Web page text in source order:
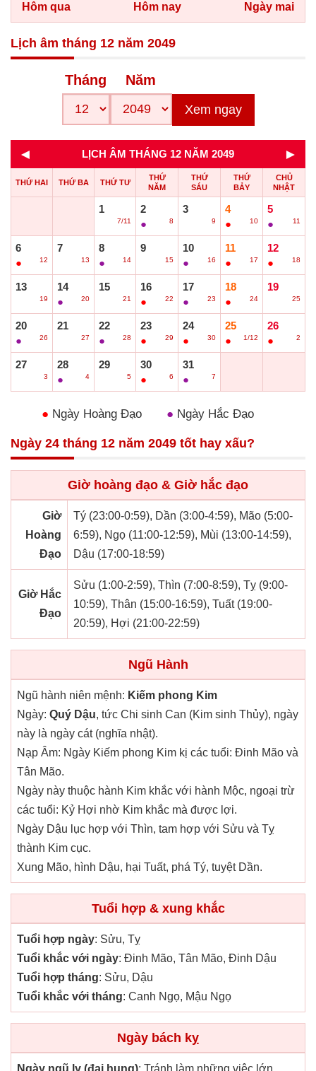
Hôm qua Hôm nay Ngày mai
Lịch âm tháng 12 năm 2049
Tháng Năm
Xem ngay
◄ LỊCH ÂM THÁNG 12 NĂM 2049 ►
THỨ HAI THỨ BA THỨ TƯ
THỨ
NĂM
THỨ
SÁU
THỨ
BẢY
CHỦ
NHẬT
1
7/11
2
●
8
3
9
4
●
10
5
●
11
6
●
12
7
13
8
●
14
9
15
10
●
16
11
●
17
12
●
18
13
19
14
●
20
15
21
16
●
22
17
●
23
18
●
24
19
25
20
●
26
21
27
22
●
28
23
●
29
24
●
30
25
●
1/12
26
●
2
27
3
28
●
4
29
5
30
●
6
31
●
7
● Ngày Hoàng Đạo ● Ngày Hắc Đạo
Ngày 24 tháng 12 năm 2049 tốt hay xấu?
Giờ hoàng đạo & Giờ hắc đạo
Giờ
Hoàng
Đạo
Tý (23:00-0:59), Dần (3:00-4:59), Mão (5:00-
6:59), Ngọ (11:00-12:59), Mùi (13:00-14:59),
Dậu (17:00-18:59)
Giờ Hắc
Đạo
Sửu (1:00-2:59), Thìn (7:00-8:59), Tỵ (9:00-
10:59), Thân (15:00-16:59), Tuất (19:00-
20:59), Hợi (21:00-22:59)
Ngũ Hành
Ngũ hành niên mệnh: Kiếm phong Kim
Ngày: Quý Dậu, tức Chi sinh Can (Kim sinh Thủy), ngày
này là ngày cát (nghĩa nhật).
Nạp Âm: Ngày Kiếm phong Kim kị các tuổi: Đinh Mão và
Tân Mão.
Ngày này thuộc hành Kim khắc với hành Mộc, ngoại trừ
các tuổi: Kỷ Hợi nhờ Kim khắc mà được lợi.
Ngày Dậu lục hợp với Thìn, tam hợp với Sửu và Tỵ
thành Kim cục.
Xung Mão, hình Dậu, hại Tuất, phá Tý, tuyệt Dần.
Tuổi hợp & xung khắc
Tuổi hợp ngày: Sửu, Tỵ
Tuổi khắc với ngày: Đinh Mão, Tân Mão, Đinh Dậu
Tuổi hợp tháng: Sửu, Dậu
Tuổi khắc với tháng: Canh Ngọ, Mậu Ngọ
Ngày bách kỵ